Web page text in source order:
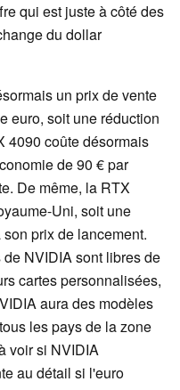
qui est juste à côté des
du dollar
un prix de vente
euro, soit une réduction
4090 coûte désormais
de 90 € par
De même, la RTX
Uni, soit une
prix de lancement.
NVIDIA sont libres de
cartes personnalisées,
aura des modèles
les pays de la zone
voir si NVIDIA
au détail si l'euro